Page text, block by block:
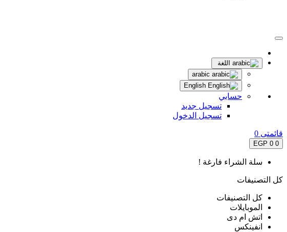
اللغة
حسابي
تسجيل جديد
تسجيل الدخول
قائمتى 0
0
0 EGP
سلة الشراء فارغة !
كل التصنيفات
كل التصنيفات
الموبايلات
اتش ام دى
انفينكس